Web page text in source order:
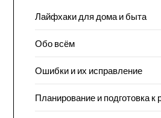
Лайфхаки для дома и быта
Обо всём
Ошибки и их исправление
Планирование и подготовка к